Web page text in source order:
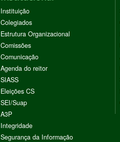
Instituição
Colegiados
Estrutura Organizacional
Comissões
Comunicação
Agenda do reitor
SIASS
Eleições CS
SEI/Suap
A3P
Integridade
Segurança da Informação